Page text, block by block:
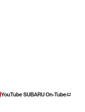
YouTube SUBARU On-Tube